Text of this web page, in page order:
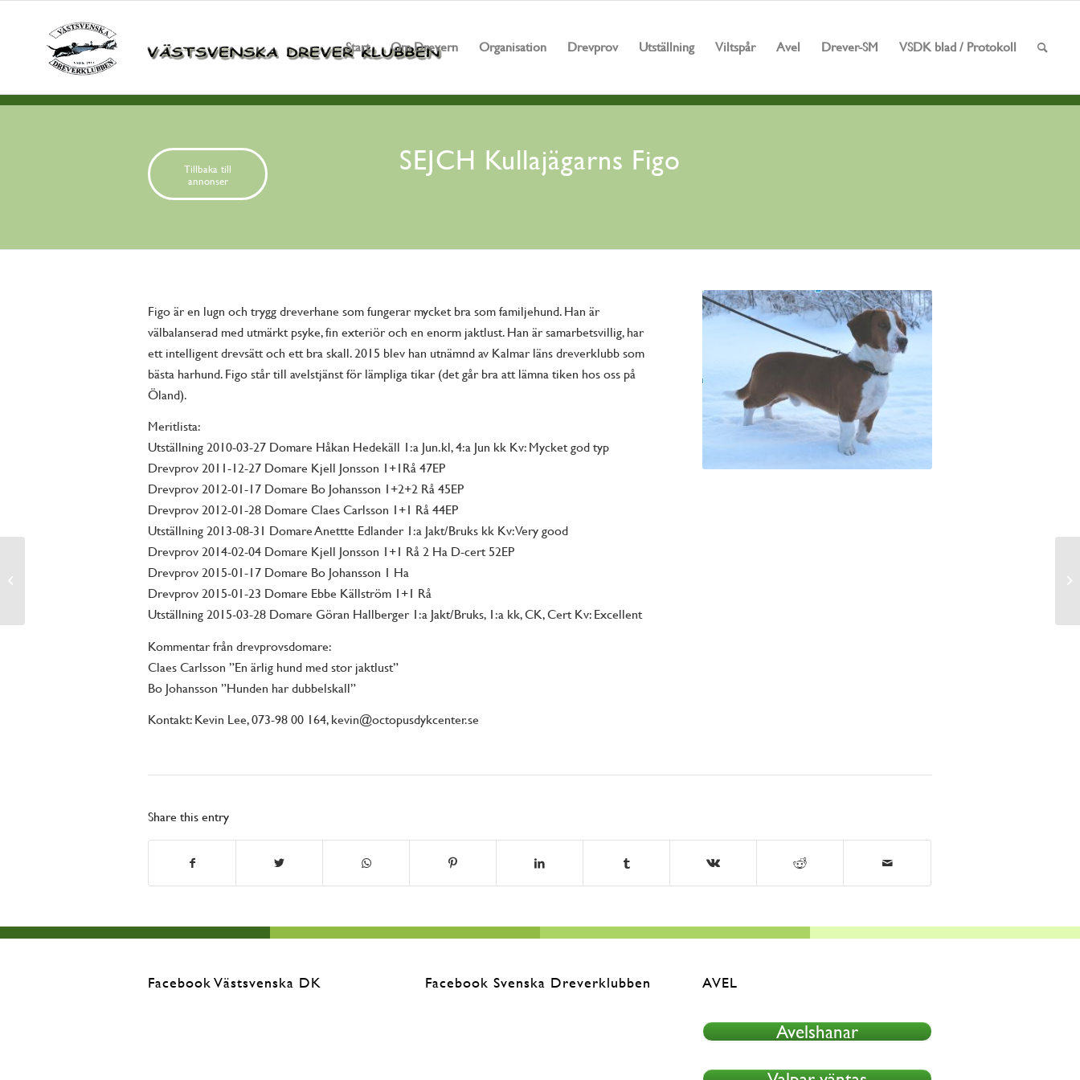
Start Om Drevern Organisation Drevprov Utställning Viltspår Avel Drever-SM VSDK blad / Protokoll
Tillbaka till
annonser
SEJCH Kullajägarns Figo
Figo är en lugn och trygg dreverhane som fungerar mycket bra som familjehund. Han är
välbalanserad med utmärkt psyke, fin exteriör och en enorm jaktlust. Han är samarbetsvillig, har
ett intelligent drevsätt och ett bra skall. 2015 blev han utnämnd av Kalmar läns dreverklubb som
bästa harhund. Figo står till avelstjänst för lämpliga tikar (det går bra att lämna tiken hos oss på
Öland).
Meritlista:
Utställning 2010-03-27 Domare Håkan Hedekäll 1:a Jun.kl, 4:a Jun kk Kv: Mycket god typ
Drevprov 2011-12-27 Domare Kjell Jonsson 1+1Rå 47EP
Drevprov 2012-01-17 Domare Bo Johansson 1+2+2 Rå 45EP
Drevprov 2012-01-28 Domare Claes Carlsson 1+1 Rå 44EP
Utställning 2013-08-31 Domare Anettte Edlander 1:a Jakt/Bruks kk Kv: Very good
Drevprov 2014-02-04 Domare Kjell Jonsson 1+1 Rå 2 Ha D-cert 52EP
Drevprov 2015-01-17 Domare Bo Johansson 1 Ha
Drevprov 2015-01-23 Domare Ebbe Källström 1+1 Rå
Utställning 2015-03-28 Domare Göran Hallberger 1:a Jakt/Bruks, 1:a kk, CK, Cert Kv: Excellent
Kommentar från drevprovsdomare:
Claes Carlsson ”En ärlig hund med stor jaktlust”
Bo Johansson ”Hunden har dubbelskall”
Kontakt: Kevin Lee, 073-98 00 164, kevin@octopusdykcenter.se
Share this entry
Facebook Västsvenska DK Facebook Svenska Dreverklubben AVEL
Avelshanar